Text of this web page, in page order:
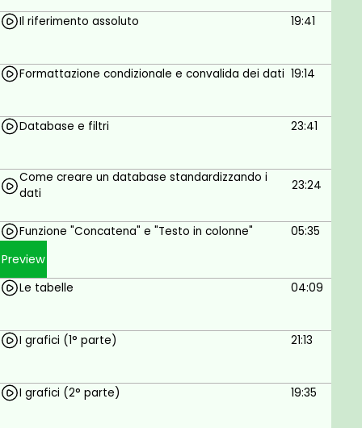
Logica BODMAS e prime operazioni
Formattazione condizionale e convalida dei dati
Come creare un database standardizzando i dati
Le tabelle
I grafici (1° parte)
I grafici (2° parte)
I grafici sparkline
Tipologia di errori
Rivoluzione Microsoft: cenni di Dynamic Array
Il riferimento assoluto 19:41
Formattazione condizionale e convalida dei dati 19:14
Database e filtri 23:41
Come creare un database standardizzando i
dati
23:24
Funzione "Concatena" e "Testo in colonne" 05:35
Preview
Le tabelle 04:09
I grafici (1° parte) 21:13
I grafici (2° parte) 19:35